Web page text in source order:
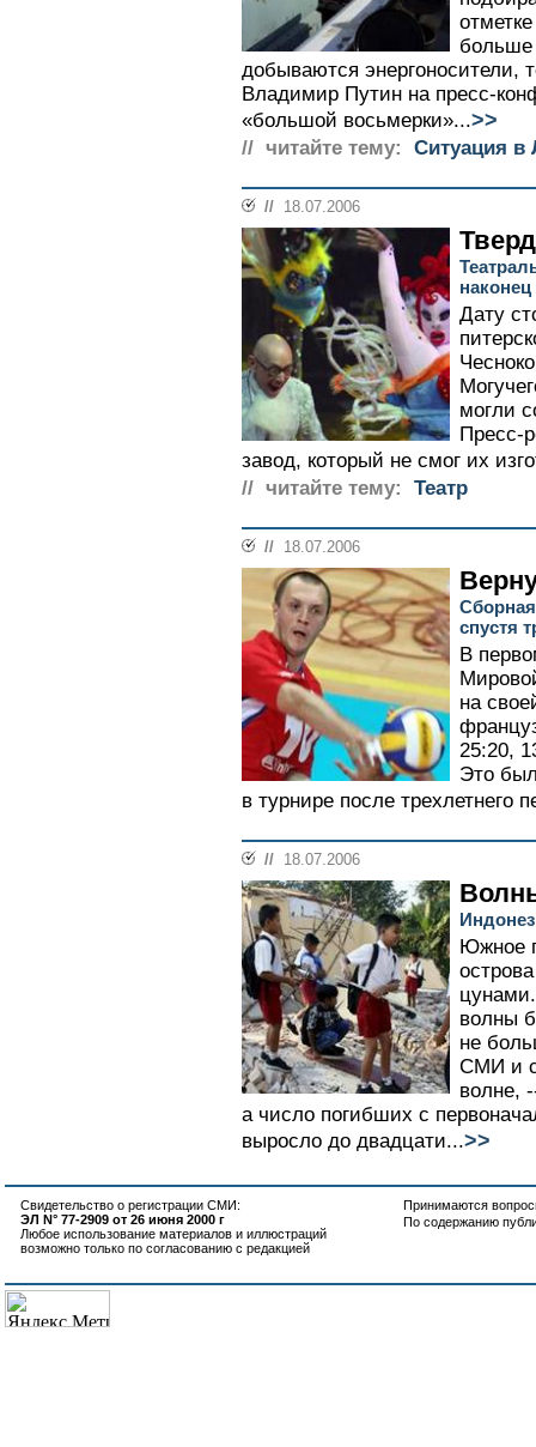
больше
добываются энергоносители,
Владимир Путин на пресс-
«большой восьмерки»...>>
// читайте тему: Cитуация в
// 18.07.2006
Дату
могли
Пресс-
завод, который не смог их
// читайте тему:
Театр
// 18.07.2006
спустя
В
на
25:20,
Это
в турнире после трехлетнего
// 18.07.2006
Южное
волны
не
СМИ и
волне,
а число погибших с
выросло до двадцати...>>
Свидетельство о регистрации СМИ:
ЭЛ N° 77-2909 от 26 июня 2000 г
Любое использование материалов и иллюстраций
возможно только по согласованию с редакцией
Принимаются
По содержанию